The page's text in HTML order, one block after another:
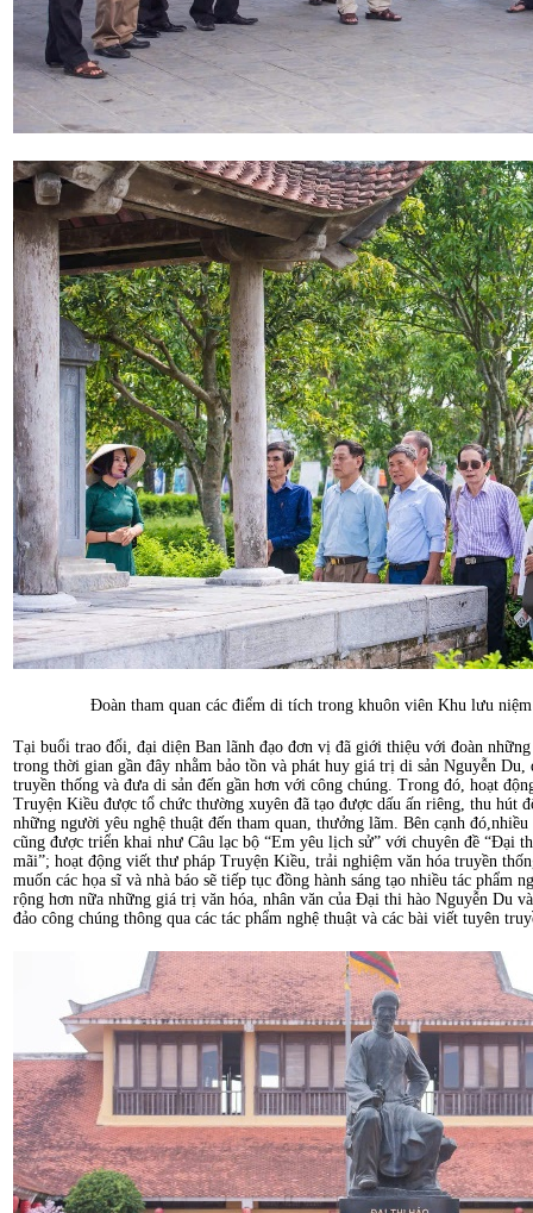
Đoàn tham quan các điểm di tích trong khuôn viên Khu lưu
Tại buổi trao đổi, đại diện Ban lãnh đạo đơn vị đã giới thiệu với đoàn
trong thời gian gần đây nhằm bảo tồn và phát huy giá trị di sản Nguyễn Du,
truyền thống và đưa di sản đến gần hơn với công chúng. Trong đó, hoạt
Truyện Kiều được tổ chức thường xuyên đã tạo được dấu ấn riêng, thu hút
những người yêu nghệ thuật đến tham quan, thưởng lãm. Bên cạnh
cũng được triển khai như Câu lạc bộ “Em yêu lịch sử” với chuyên đề “Đại
mãi”; hoạt động viết thư pháp Truyện Kiều, trải nghiệm văn hóa truyền
muốn các họa sĩ và nhà báo sẽ tiếp tục đồng hành sáng tạo nhiều tác phẩm
rộng hơn nữa những giá trị văn hóa, nhân văn của Đại thi hào Nguyễn Du
đảo công chúng thông qua các tác phẩm nghệ thuật và các bài viết tuyên